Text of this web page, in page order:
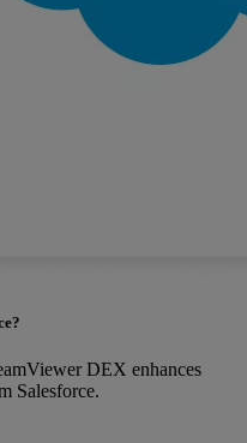
DEX enhances
Salesforce.